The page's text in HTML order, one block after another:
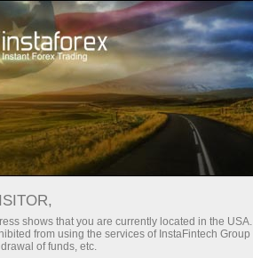
Tentang InstaForex
Dokumen
shows that you are currently located in the
from using the services of InstaFintech
of funds, etc.